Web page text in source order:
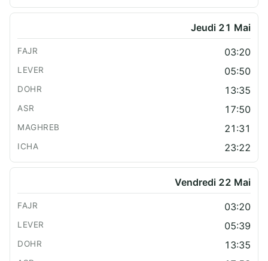
Jeudi 21 Mai
03:20
05:50
13:35
17:50
21:31
23:22
Vendredi 22 Mai
03:20
05:39
13:35